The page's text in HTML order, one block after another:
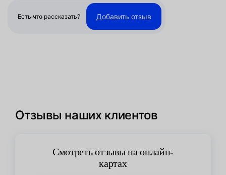
Есть что рассказать? Добавить отзыв
Отзывы наших клиентов
Смотреть отзывы на онлайн-
картах